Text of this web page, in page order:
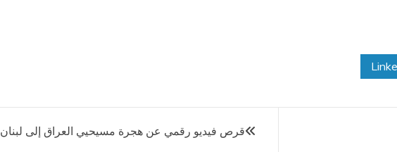
قرص فيديو رقمي عن هجرة مسيحيي العراق إلى لبنان